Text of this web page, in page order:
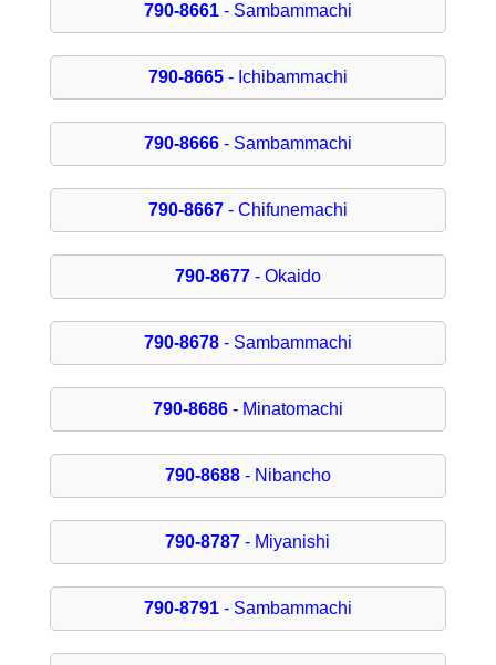
790-8661- Sambammachi
790-8665- Ichibammachi
790-8666- Sambammachi
790-8667- Chifunemachi
790-8677- Okaido
790-8678- Sambammachi
790-8686- Minatomachi
790-8688- Nibancho
790-8787 - Miyanishi
790-8791- Sambammachi